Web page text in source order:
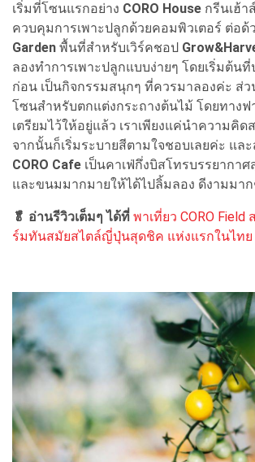
เริ่มที่โซนแรกอย่าง CORO House กรีนเฮ้
ควบคุมการเพาะปลูกด้วยคอมพิวเตอร์ ต่อด้
Garden พื้นที่สำหรับเวิร์คชอป
ลองทำการเพาะปลูกแบบง่ายๆ โดยเริ่มต้น
ก่อน เป็นกิจกรรมสนุกๆ ที่ควรมาลองค่ะ ส่ว
โซนสำหรับตกแต่งกระถางต้นไม้ โดยทาง
เตรียมไว้ให้อยู่แล้ว เราเพียงแค่นำความคิด
จากนั้นก็เริ่มระบายสีตามใจชอบเลยค่ะ แล
CORO Cafe เป็นคาเฟ่กึ่งบิสโทรบรรยากา
และขนมมากมายให้ได้ไปลิ้มลอง ดีงามมาก
🥬 อ่านรีวิวเต็มๆ ได้ที่ พาเที่ยว CORO
ร์มทันสมัยสไตล์ญี่ปุ่นสุดชิค แห่งแรกในไทย